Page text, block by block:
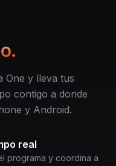
One y lleva tus
contigo a donde
y Android.
real
programa y coordina a